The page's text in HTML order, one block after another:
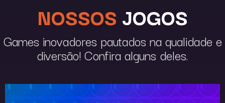
NOSSOS JOGOS
Games inovadores pautados na qualidade e
diversão! Confira alguns deles.